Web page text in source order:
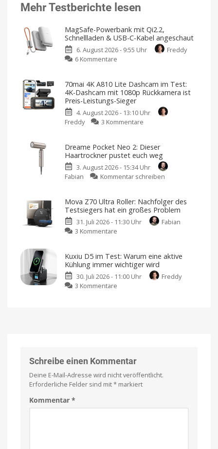
Mehr Testberichte lesen
MagSafe-Powerbank mit Qi2.2,
Schnellladen & USB-C-Kabel angeschaut
6. August 2026 - 9:55 Uhr
Freddy
6 Kommentare
mit
Qi2.2,
Schnellladen
&
USB-
angeschaut
Mit
mAh
Lisen
70mai 4K A810 Lite Dashcam im Test:
4K-Dashcam mit 1080p Rückkamera ist
Preis-Leistungs-Sieger
4. August 2026 - 13:10 Uhr
Freddy
3 Kommentare
A810
Lite
Dashcam
im
Dashcam
mit
1080p
Leistungs-
Sieger
Dreame Pocket Neo 2: Dieser
Haartrockner pustet euch weg
3. August 2026 - 15:34 Uhr
Fabian
Kommentar schreiben
Neo
2:
Dieser
weg
ist
Mova Z70 Ultra Roller: Nachfolger des
Testsiegers hat ein großes Problem
31. Juli 2026 - 11:30 Uhr
Fabian
3 Kommentare
Ultra
Roller:
Nachfolger
und
Schwächen
Kuxiu D5 im Test: Warum eine aktive
Kühlung immer wichtiger wird
30. Juli 2026 - 11:00 Uhr
Freddy
3 Kommentare
Kühlung
wichtiger
wird
Schreibe einen Kommentar
Deine E-Mail-Adresse wird nicht veröffentlicht.
Erforderliche Felder sind mit* markiert
Kommentar *